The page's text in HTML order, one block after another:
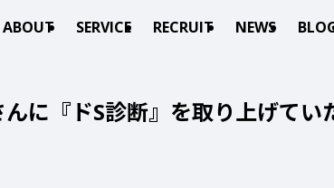
ABOUT SERVICE RECRUIT NEWS
に『ドS診断』を取り上げてい